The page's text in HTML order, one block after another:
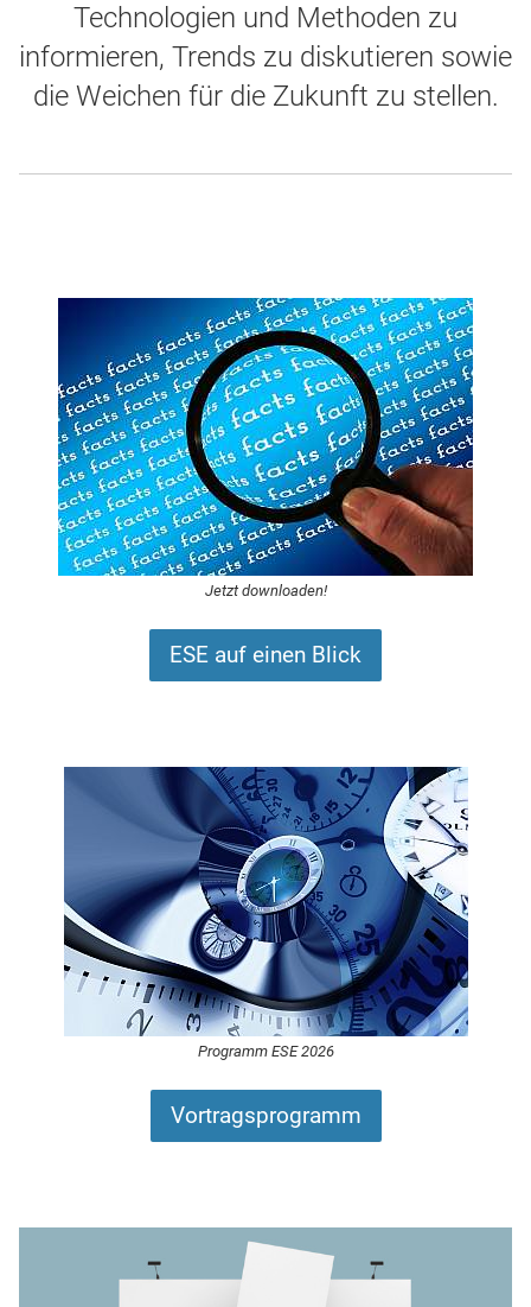
Technologien und Methoden zu
informieren, Trends zu diskutieren sowie
die Weichen für die Zukunft zu stellen.
Jetzt downloaden!
ESE auf einen Blick
Programm ESE 2026
Vortragsprogramm